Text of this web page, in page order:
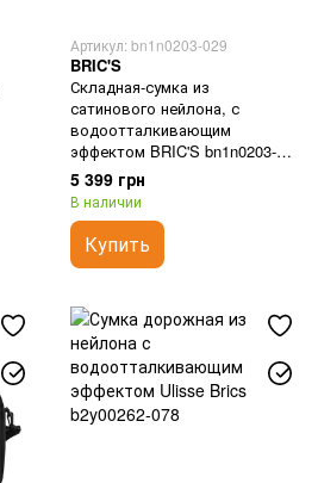
Артикул: bn1n0203-029
BRIC'S
Складная-сумка из
сатинового нейлона, с
водоотталкивающим
эффектом BRIC'S bn1n0203-
029
5 399 грн
В наличии
Купить